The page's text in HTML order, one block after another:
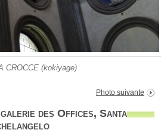
CROCCE (kokiyage)
Photo suivante
des Offices, Santa